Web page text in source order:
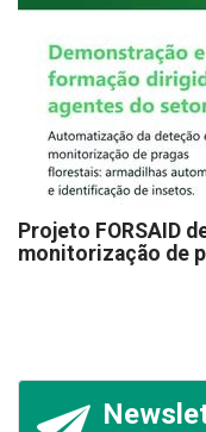
Projeto FORSAID
monitorização de